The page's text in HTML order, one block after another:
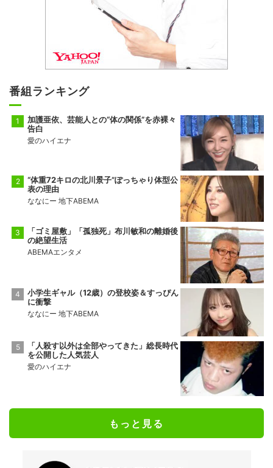
番組ランキング
加護亜依、芸能人との“体の関係”を赤裸々
告白
愛のハイエナ
“体重72キロの北川景子”ぽっちゃり体型公
表の理由
ななにー 地下ABEMA
「ゴミ屋敷」「孤独死」布川敏和の離婚後
の絶望生活
ABEMAエンタメ
小学生ギャル（12歳）の登校姿＆すっぴん
に衝撃
ななにー 地下ABEMA
「人殺す以外は全部やってきた」総長時代
を公開した人気芸人
愛のハイエナ
もっと見る